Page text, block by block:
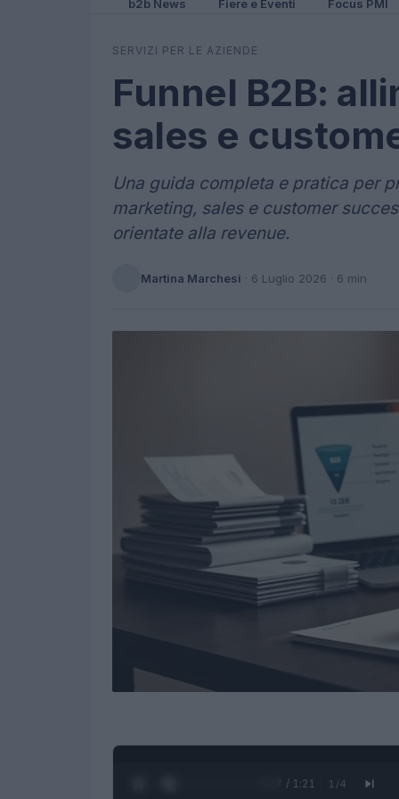
b2b News Fiere e Eventi Focus PMI
SERVIZI PER LE AZIENDE
Funnel B2B:
sales e
Una guida completa e pratica per
marketing, sales e customer
orientate alla revenue.
Martina Marchesi · 6 Luglio 2026 · 6 min
0:28 / 1:21 1 /4